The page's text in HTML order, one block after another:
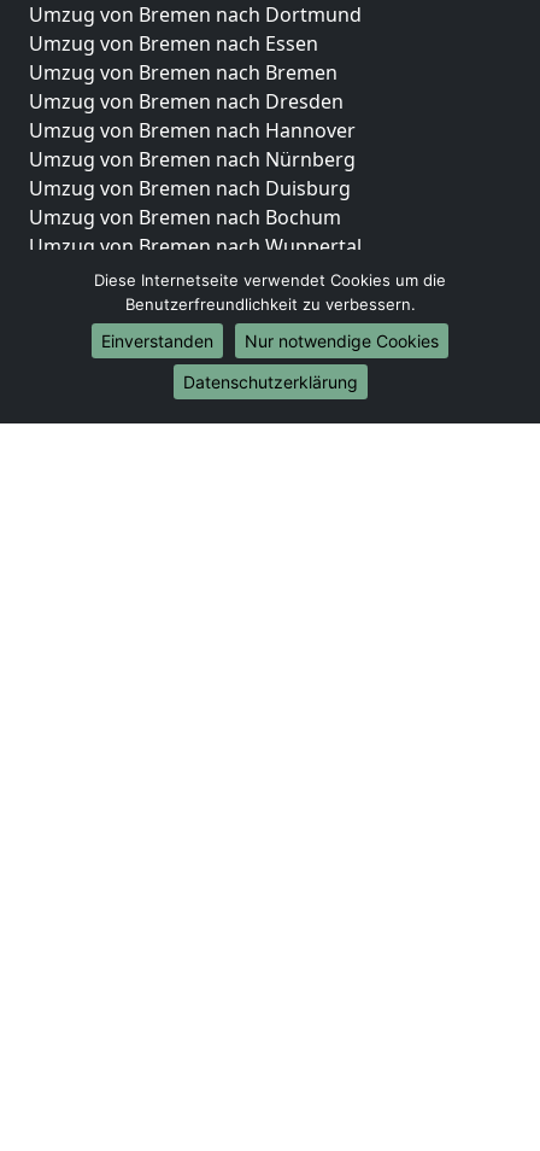
Umzug von Bremen nach Dortmund
Umzug von Bremen nach Essen
Umzug von Bremen nach Bremen
Umzug von Bremen nach Dresden
Umzug von Bremen nach Hannover
Umzug von Bremen nach Nürnberg
Umzug von Bremen nach Duisburg
Umzug von Bremen nach Bochum
Umzug von Bremen nach Wuppertal
Umzug von Bremen nach Bielefeld
Umzug von Bremen nach Bonn
Umzug von Bremen nach Münster
Internationale-Umzüge
Umzug von Bremen nach Brasilien
Diese Internetseite verwendet Cookies um die
Benutzerfreundlichkeit zu verbessern.
Einverstanden
Nur notwendige Cookies
Datenschutzerklärung